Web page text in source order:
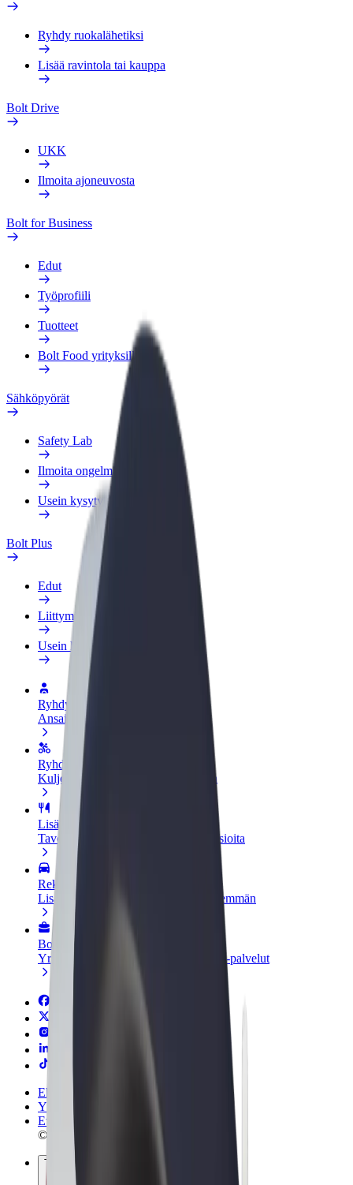
Ryhdy ruokalähetiksi
Lisää ravintola tai kauppa
Bolt Drive
UKK
Ilmoita ajoneuvosta
Bolt for Business
Edut
Työprofiili
Tuotteet
Bolt Food yrityksille
Sähköpyörät
Safety Lab
Ilmoita ongelmasta
Usein kysytyt kysymykset
Bolt Plus
Edut
Liittymisohjeet
Usein kysytyt kysymykset
Ryhdy kuljettajaksi
Ansaitse omilla ehdoillasi
Ryhdy ruokalähetiksi
Kuljeta ruokaa ja ansaitse viikoittain
Lisää ravintola tai kauppa
Tavoita lisää asiakkaita ja kasvata ansioita
Rekisteröidy fleet-omistajaksi
Lisää autokantasi Boltiin ja tienaa enemmän
Bolt for Business
Yrityksellesi skaalatut Bolt-tuotteet ja -palvelut
Ehdot
Yksityisyys
Evästeet
© 2026 Bolt Technology OÜ
Tuotteet